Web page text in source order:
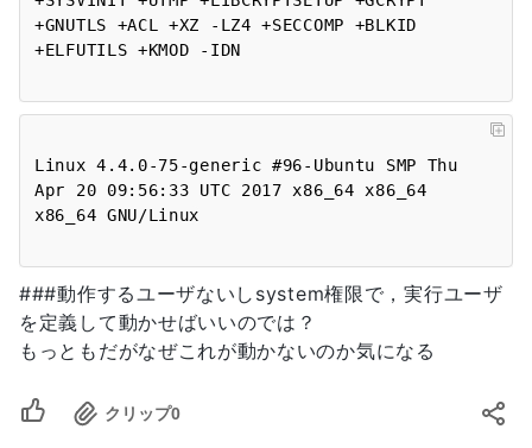
+GNUTLS +ACL +XZ -LZ4 +SECCOMP +BLKID
Linux 4.4.0-75-generic #96-Ubuntu SMP Thu
Apr 20 09:56:33 UTC 2017 x86_64 x86_64
###動作するユーザないしsystem権限で，実行ユーザ
を定義して動かせばいいのでは？
もっともだがなぜこれが動かないのか気になる
クリップ0